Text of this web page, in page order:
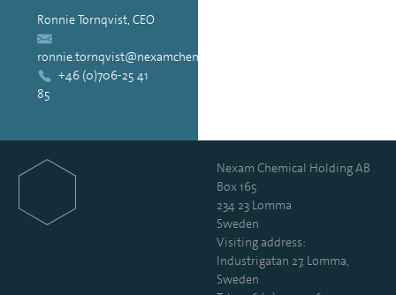
Ronnie Tornqvist, CEO
ronnie.tornqvist@nexamchemical.com
+46 (0)706-25 41
85
Nexam Chemical Holding AB
Box 165
234 23 Lomma
Sweden
Visiting address:
Industrigatan 27, Lomma,
Sweden